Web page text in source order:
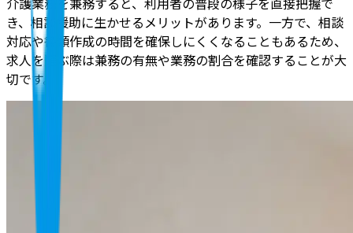
き、相談援助に生かせるメリットがあります。一方で、相談
対応や書類作成の時間を確保しにくくなることもあるため、
求人を選ぶ際は兼務の有無や業務の割合を確認することが大
切です。